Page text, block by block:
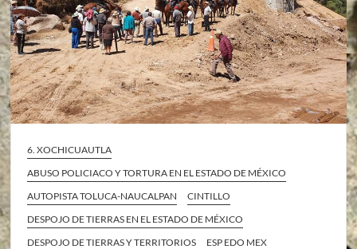
6. XOCHICUAUTLA
ABUSO POLICIACO Y TORTURA EN EL ESTADO DE MÉXICO
AUTOPISTA TOLUCA-NAUCALPAN
CINTILLO
DESPOJO DE TIERRAS EN EL ESTADO DE MÉXICO
DESPOJO DE TIERRAS Y TERRITORIOS
ESP EDO MEX